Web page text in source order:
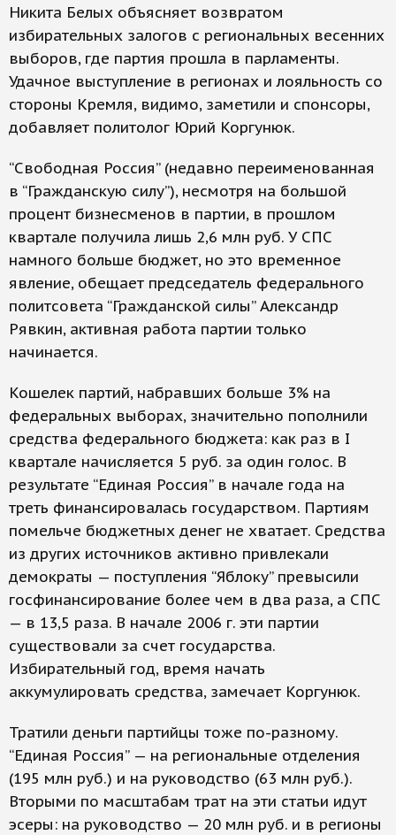
Никита Белых объясняет возвратом
избирательных залогов с региональных весенних
выборов, где партия прошла в парламенты.
Удачное выступление в регионах и лояльность со
стороны Кремля, видимо, заметили и спонсоры,
добавляет политолог Юрий Коргунюк.
“Свободная Россия” (недавно переименованная
в “Гражданскую силу”), несмотря на большой
процент бизнесменов в партии, в прошлом
квартале получила лишь 2,6 млн руб. У СПС
намного больше бюджет, но это временное
явление, обещает председатель федерального
политсовета “Гражданской силы” Александр
Рявкин, активная работа партии только
начинается.
Кошелек партий, набравших больше 3% на
федеральных выборах, значительно пополнили
средства федерального бюджета: как раз в I
квартале начисляется 5 руб. за один голос. В
результате “Единая Россия” в начале года на
треть финансировалась государством. Партиям
помельче бюджетных денег не хватает. Средства
из других источников активно привлекали
демократы — поступления “Яблоку” превысили
госфинансирование более чем в два раза, а СПС
— в 13,5 раза. В начале 2006 г. эти партии
существовали за счет государства.
Избирательный год, время начать
аккумулировать средства, замечает Коргунюк.
Тратили деньги партийцы тоже по-разному.
“Единая Россия” — на региональные отделения
(195 млн руб.) и на руководство (63 млн руб.).
Вторыми по масштабам трат на эти статьи идут
эсеры: на руководство — 20 млн руб. и в регионы